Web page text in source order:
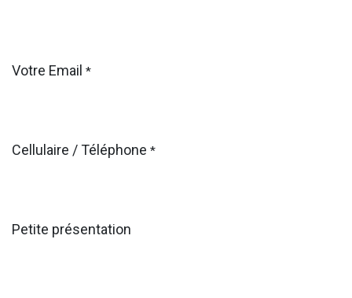
Votre Email *
Cellulaire / Téléphone *
Petite présentation